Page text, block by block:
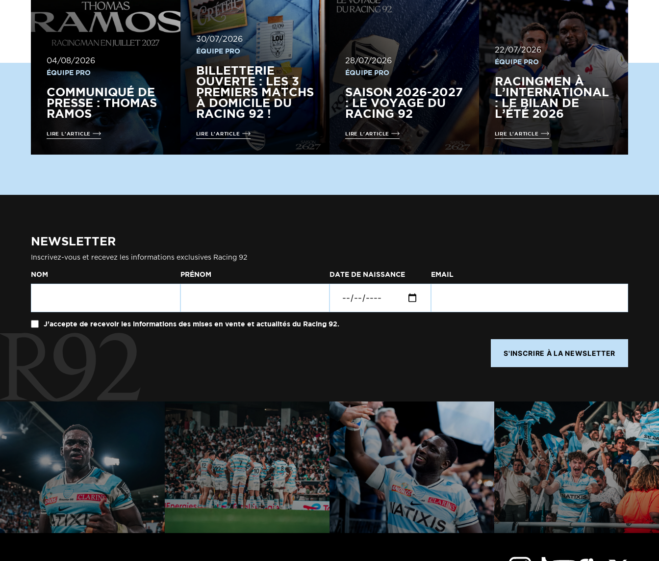
04/08/2026
ÉQUIPE PRO
COMMUNIQUÉ DE
PRESSE : THOMAS
RAMOS
LIRE L'ARTICLE
30/07/2026
ÉQUIPE PRO
BILLETTERIE
OUVERTE : LES 3
PREMIERS MATCHS
À DOMICILE DU
RACING 92 !
LIRE L'ARTICLE
28/07/2026
ÉQUIPE PRO
SAISON 2026-2027
: LE VOYAGE DU
RACING 92
LIRE L'ARTICLE
22/07/2026
ÉQUIPE PRO
RACINGMEN À
L’INTERNATIONAL
: LE BILAN DE
L’ÉTÉ 2026
LIRE L'ARTICLE
NEWSLETTER
Inscrivez-vous et recevez les informations exclusives Racing 92
NOM PRÉNOM DATE DE NAISSANCE EMAIL
J'accepte de recevoir les informations des mises en vente et actualités du Racing 92.
S'INSCRIRE À LA NEWSLETTER